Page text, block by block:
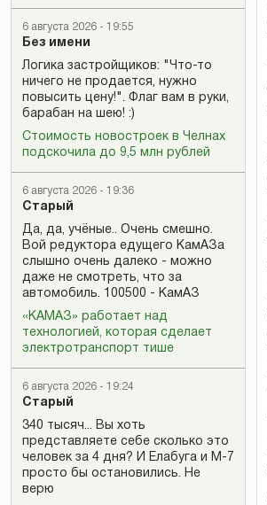
6 августа 2026 - 19:55
Без имени
Логика застройщиков: "Что-то
ничего не продается, нужно
повысить цену!". Флаг вам в руки,
барабан на шею! :)
Стоимость новостроек в Челнах
подскочила до 9,5 млн рублей
6 августа 2026 - 19:36
Старый
Да, да, учёные.. Очень смешно.
Вой редуктора едущего КамАЗа
слышно очень далеко - можно
даже не смотреть, что за
автомобиль. 100500 - КамАЗ
«КАМАЗ» работает над
технологией, которая сделает
электротранспорт тише
6 августа 2026 - 19:24
Старый
340 тысяч... Вы хоть
представляете себе сколько это
человек за 4 дня? И Елабуга и М-7
просто бы остановились. Не
верю